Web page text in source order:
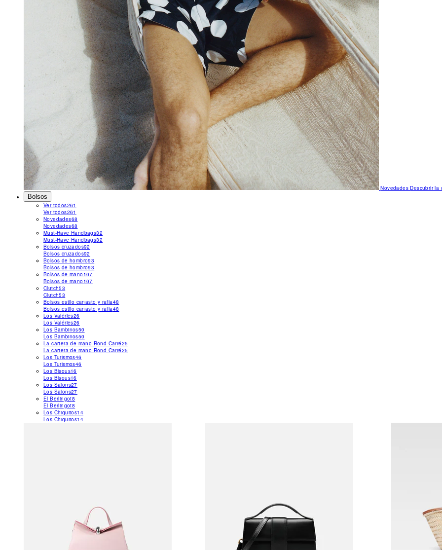
NovedadesDescubrir la
Bolsos
Ver todos261
Ver todos261
Novedades68
Novedades68
Must-Have Handbags32
Must-Have Handbags32
Bolsos cruzados92
Bolsos cruzados92
Bolsos de hombro93
Bolsos de hombro93
Bolsos de mano 107
Bolsos de mano 107
Clutch53
Clutch53
Bolsos estilo canasto y rafia48
Bolsos estilo canasto y rafia48
Los Valéries26
Los Valéries26
Los Bambinos50
Los Bambinos50
La cartera de mano Rond Carré25
La cartera de mano Rond Carré25
Los Turismos46
Los Turismos46
Los Bisous16
Los Bisous16
Los Salons27
Los Salons27
El Berlingot8
El Berlingot8
Los Chiquitos14
Los Chiquitos14